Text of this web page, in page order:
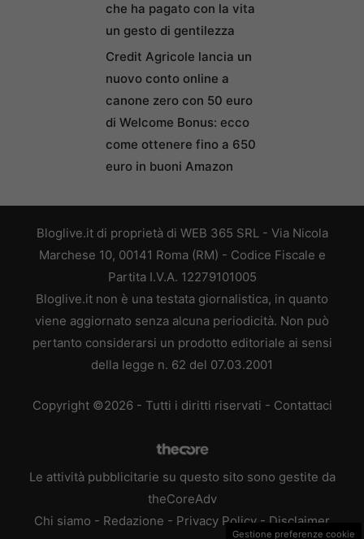
che ha pagato con la vita
un gesto di gentilezza
Credit Agricole lancia un
nuovo conto online a
canone zero con 50 euro
di Welcome Bonus: ecco
come ottenere fino a 650
euro in buoni Amazon
Bloglive.it di proprietà di WEB 365 SRL - Via Nicola
Marchese 10, 00141 Roma (RM) - Codice Fiscale e
Partita I.V.A. 12279101005
Bloglive.it non è una testata giornalistica, in quanto
viene aggiornato senza alcuna periodicità. Non può
pertanto considerarsi un prodotto editoriale ai sensi
della legge n. 62 del 07.03.2001
Copyright ©2026 - Tutti i diritti riservati - Contattaci
Le attività pubblicitarie su questo sito sono gestite da
theCoreAdv
Chi siamo - Redazione - Privacy Policy - Disclaimer
Gestione preferenze cookie